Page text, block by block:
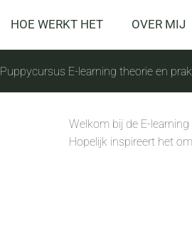
HOE WERKT HET OVER MIJ
Puppycursus E-learning theorie en
Welkom bij de E-
Hopelijk inspireert het